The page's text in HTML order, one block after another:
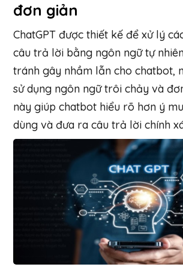
đơn giản
ChatGPT được thiết kế để xử lý
câu trả lời bằng ngôn ngữ tự
tránh gây nhầm lẫn cho chatbot,
sử dụng ngôn ngữ trôi chảy và
này giúp chatbot hiểu rõ hơn ý
dùng và đưa ra câu trả lời chính